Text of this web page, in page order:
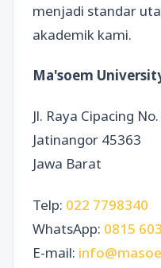
menjadi standar
akademik kami.
Ma'soem
Jl. Raya Cipacing
Jatinangor 45363
Jawa Barat
Telp: 022 7798340
WhatsApp: 0815
E-mail: